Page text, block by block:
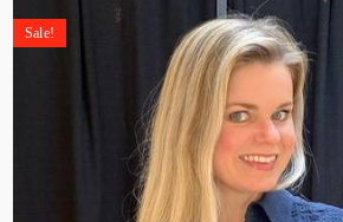
Sale!